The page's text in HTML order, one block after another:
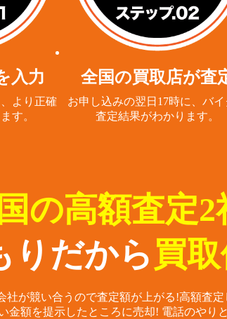
入力
より正確
す。
全国の買取店が査
お申し込みの翌日17時に、 バ
査定結果がわかります。
の高額査定2
りだから 買
社が競い合うので査定額が上がる!高額査定
金額を提示したところに売却! 電話のやり